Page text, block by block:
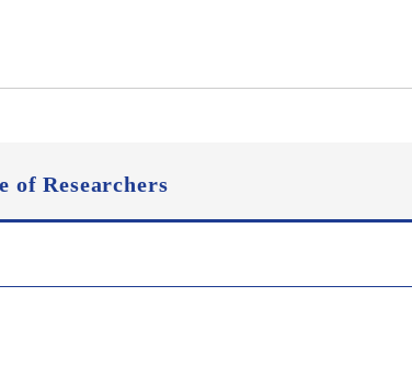
of Researchers